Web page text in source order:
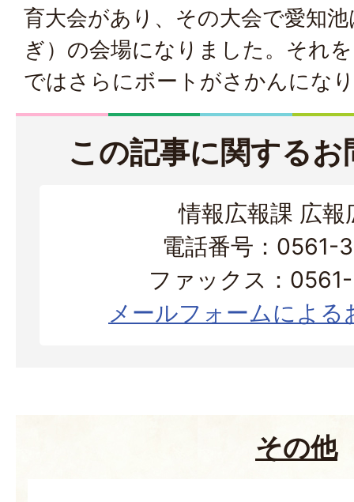
育大会があり、その大会で愛知
ぎ）の会場になりました。それ
ではさらにボートがさかんにな
この記事に関する
情報広報課 広報
電話番号：0561-
ファックス：
メールフォームによる
その他